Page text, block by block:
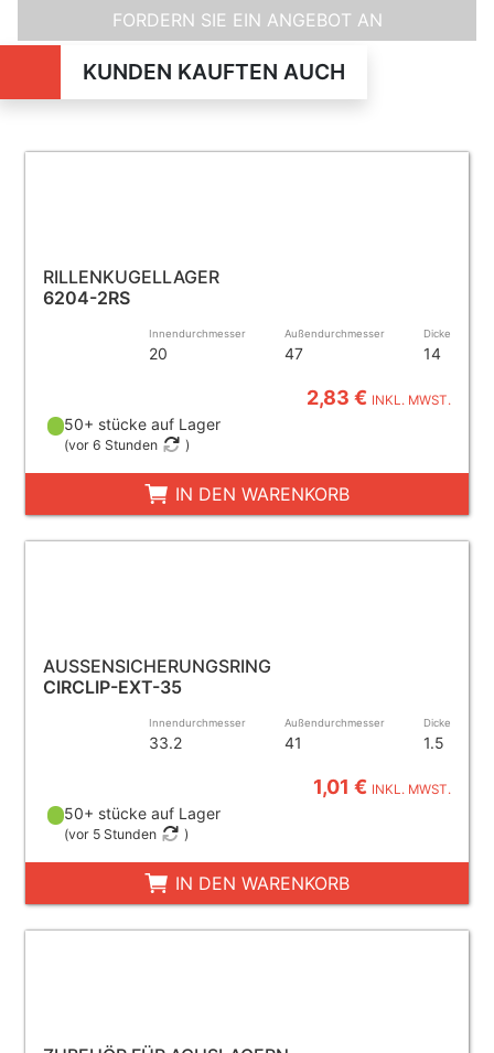
FORDERN SIE EIN ANGEBOT AN
KUNDEN KAUFTEN AUCH
RILLENKUGELLAGER
6204-2RS
Innendurchmesser
20
Außendurchmesser
47
Dicke
14
2,83 € INKL. MWST.
50+ stücke auf Lager
(vor 6 Stunden )
IN DEN WARENKORB
AUSSENSICHERUNGSRING
CIRCLIP-EXT-35
Innendurchmesser
33.2
Außendurchmesser
41
Dicke
1.5
1,01 € INKL. MWST.
50+ stücke auf Lager
(vor 5 Stunden )
IN DEN WARENKORB